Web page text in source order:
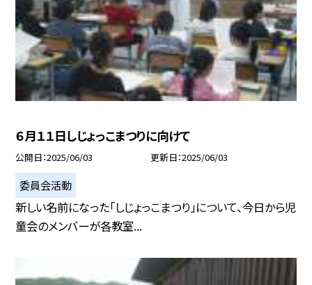
６月１１日しじょっこまつりに向けて
公開日 2025/06/03 更新日 2025/06/03
委員会活動
新しい名前になった「しじょっこまつり」について、今日から児
童会のメンバーが各教室...